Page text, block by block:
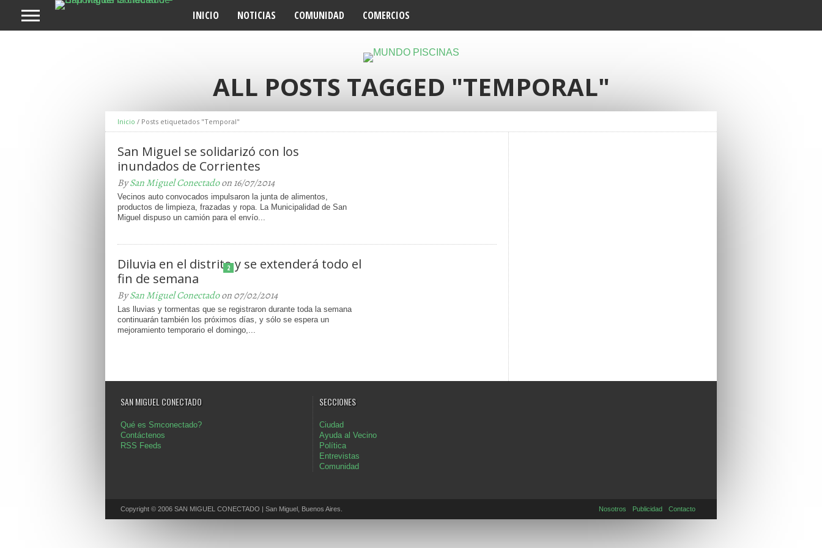
INICIO NOTICIAS COMUNIDAD COMERCIOS
ALL POSTS TAGGED "TEMPORAL"
Inicio / Posts etiquetados "Temporal"
San Miguel se solidarizó con los
inundados de Corrientes
BySan Miguel Conectadoon 16/07/2014
Vecinos auto convocados impulsaron la junta de alimentos,
productos de limpieza, frazadas y ropa. La Municipalidad de San
Miguel dispuso un camión para el envío...
2
Diluvia en el distrito y se extenderá todo el
fin de semana
BySan Miguel Conectadoon 07/02/2014
Las lluvias y tormentas que se registraron durante toda la semana
continuarán también los próximos días, y sólo se espera un
mejoramiento temporario el domingo,...
SAN MIGUEL CONECTADO
Qué es Smconectado?
Contáctenos
RSS Feeds
SECCIONES
Ciudad
Ayuda al Vecino
Política
Entrevistas
Comunidad
Copyright © 2006 SAN MIGUEL CONECTADO | San Miguel, Buenos Aires. Nosotros Publicidad Contacto